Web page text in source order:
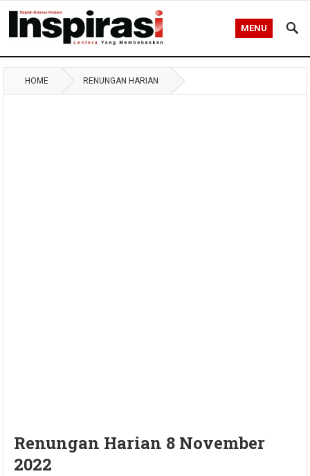
MENU
HOME RENUNGAN HARIAN
Renungan Harian 8 November
2022